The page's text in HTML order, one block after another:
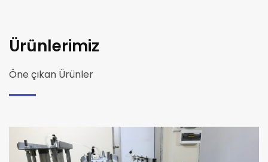
Ürünlerimiz
Öne çıkan Ürünler